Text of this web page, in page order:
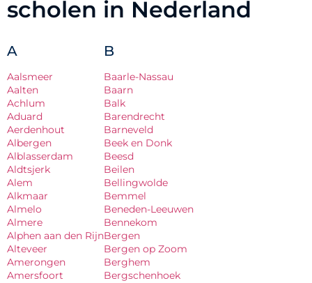
scholen in Nederland
A
Aalsmeer
Aalten
Achlum
Aduard
Aerdenhout
Albergen
Alblasserdam
Aldtsjerk
Alem
Alkmaar
Almelo
Almere
Alphen aan den Rijn
Alteveer
Amerongen
Amersfoort
B
Baarle-Nassau
Baarn
Balk
Barendrecht
Barneveld
Beek en Donk
Beesd
Beilen
Bellingwolde
Bemmel
Beneden-Leeuwen
Bennekom
Bergen
Bergen op Zoom
Berghem
Bergschenhoek